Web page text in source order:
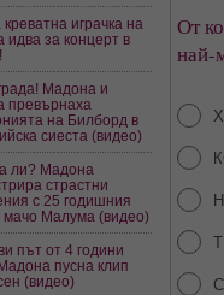
креватна играчка на
идва за концерт в
Мадона и
превърнаха
на Билборд в
сиеста (видео)
ли? Мадона
страстни
с 25 годишния
мачо Малума (видео)
път от 4 години
пусна клип
(видео)
От
най-